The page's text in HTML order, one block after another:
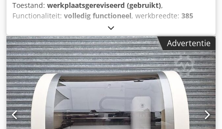
Toestand: werkplaatsgereviseerd (gebruikt),
Functionaliteit: volledig functioneel, werkbreedte: 385
1.100 m²/h
kg, garantieduur:12 maanden, watercapaciteit van de
tank:12 l, De schrobzuigmachine Kärcher BD 40/12 C Bp
Pack is een uiterst efficiënt apparaat dat ook geschikt is
voor de zwaarste werkzaamheden in grootschalige
installaties. Tijdens de grondige inspectie en revisie heeft
ons serviceteam de machine volledig gecontroleerd op alle
functies. Alle mechanische onderdelen met slijtage of
gebruikssporen zijn door nieuwe vervangen. Dit
garandeert een langdurige en storingsvrije werking,
Advertentie